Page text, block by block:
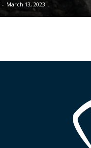
- March 13, 2023